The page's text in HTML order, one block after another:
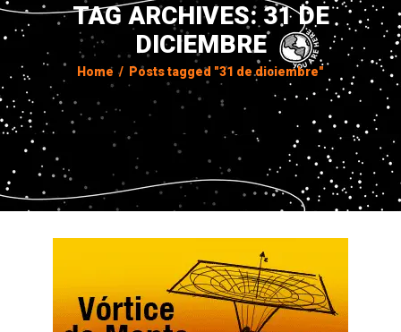
TAG ARCHIVES: 31 DE
DICIEMBRE
Home / Posts tagged "31 de diciembre"